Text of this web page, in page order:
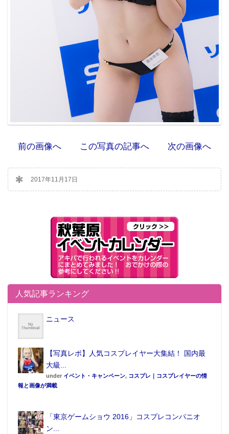
前の画像へ この写真の記事へ 次の画像へ
2017年11月17日
人気記事ランキング
ニュース
【写真レポ】人気コスプレイヤー大集結！ 国内最
大級...
under イベント・キャンペーン, コスプレ｜コスプレイヤーの情
報と画像が満載
「東京ゲームショウ 2016」コスプレコンパニオ
ン...